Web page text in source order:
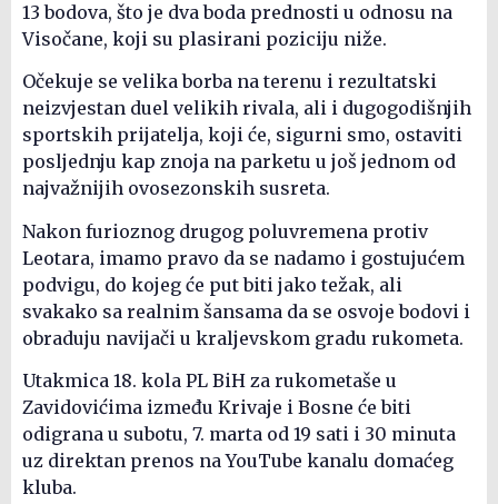
13 bodova, što je dva boda prednosti u odnosu na
Visočane, koji su plasirani poziciju niže.
Očekuje se velika borba na terenu i rezultatski
neizvjestan duel velikih rivala, ali i dugogodišnjih
sportskih prijatelja, koji će, sigurni smo, ostaviti
posljednju kap znoja na parketu u još jednom od
najvažnijih ovosezonskih susreta.
Nakon furioznog drugog poluvremena protiv
Leotara, imamo pravo da se nadamo i gostujućem
podvigu, do kojeg će put biti jako težak, ali
svakako sa realnim šansama da se osvoje bodovi i
obraduju navijači u kraljevskom gradu rukometa.
Utakmica 18. kola PL BiH za rukometaše u
Zavidovićima između Krivaje i Bosne će biti
odigrana u subotu, 7. marta od 19 sati i 30 minuta
uz direktan prenos na YouTube kanalu domaćeg
kluba.